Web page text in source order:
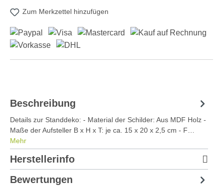
Zum Merkzettel hinzufügen
Beschreibung
Details zur Standdeko: - Material der Schilder: Aus MDF Holz -
Maße der Aufsteller B x H x T: je ca. 15 x 20 x 2,5 cm - F…
Mehr
Herstellerinfo
Bewertungen